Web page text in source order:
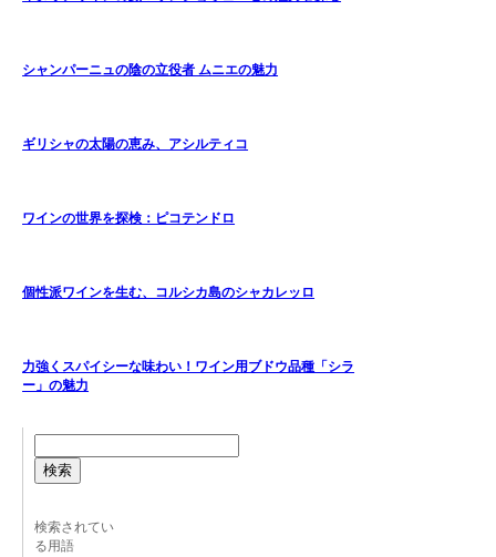
シャンパーニュの陰の立役者 ムニエの魅力
ギリシャの太陽の恵み、アシルティコ
ワインの世界を探検：ピコテンドロ
個性派ワインを生む、コルシカ島のシャカレッロ
力強くスパイシーな味わい！ワイン用ブドウ品種「シラ
ー」の魅力
検索
検索されてい
る用語